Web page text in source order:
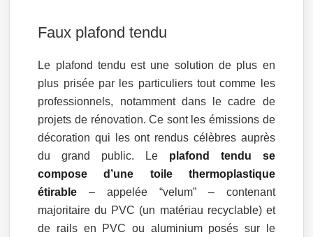
Faux plafond tendu
Le plafond tendu est une solution de plus en
plus prisée par les particuliers tout comme les
professionnels, notamment dans le cadre de
projets de rénovation. Ce sont les émissions de
décoration qui les ont rendus célèbres auprès
du grand public. Le plafond tendu se
compose d’une toile thermoplastique
étirable – appelée “velum” – contenant
majoritaire du PVC (un matériau recyclable) et
de rails en PVC ou aluminium posés sur le